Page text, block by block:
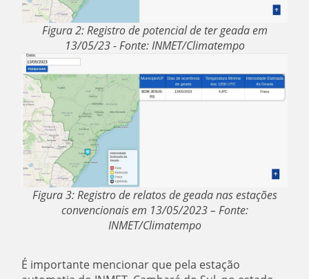
Figura 2: Registro de potencial de ter geada em
13/05/23 - Fonte: INMET/Climatempo
Figura 3: Registro de relatos de geada nas estações
convencionais em 13/05/2023 – Fonte:
INMET/Climatempo
É importante mencionar que pela estação